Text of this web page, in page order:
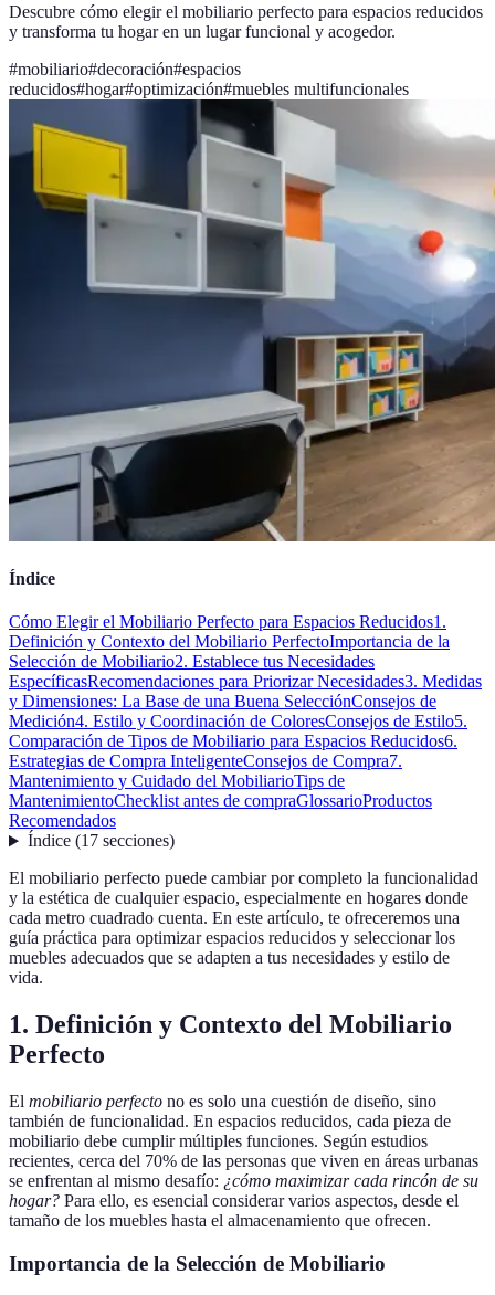
Descubre cómo elegir el mobiliario perfecto para espacios reducidos
y transforma tu hogar en un lugar funcional y acogedor.
#mobiliario#decoración#espacios
reducidos#hogar#optimización#muebles multifuncionales
Índice
Cómo Elegir el Mobiliario Perfecto para Espacios Reducidos1.
Definición y Contexto del Mobiliario PerfectoImportancia de la
Selección de Mobiliario2. Establece tus Necesidades
EspecíficasRecomendaciones para Priorizar Necesidades3. Medidas
y Dimensiones: La Base de una Buena SelecciónConsejos de
Medición4. Estilo y Coordinación de ColoresConsejos de Estilo5.
Comparación de Tipos de Mobiliario para Espacios Reducidos6.
Estrategias de Compra InteligenteConsejos de Compra7.
Mantenimiento y Cuidado del MobiliarioTips de
MantenimientoChecklist antes de compraGlossarioProductos
Recomendados
Índice(17 secciones)
El mobiliario perfecto puede cambiar por completo la funcionalidad
y la estética de cualquier espacio, especialmente en hogares donde
cada metro cuadrado cuenta. En este artículo, te ofreceremos una
guía práctica para optimizar espacios reducidos y seleccionar los
muebles adecuados que se adapten a tus necesidades y estilo de
vida.
1. Definición y Contexto del Mobiliario
Perfecto
El mobiliario perfecto no es solo una cuestión de diseño, sino
también de funcionalidad. En espacios reducidos, cada pieza de
mobiliario debe cumplir múltiples funciones. Según estudios
recientes, cerca del 70% de las personas que viven en áreas urbanas
se enfrentan al mismo desafío: ¿cómo maximizar cada rincón de su
hogar? Para ello, es esencial considerar varios aspectos, desde el
tamaño de los muebles hasta el almacenamiento que ofrecen.
Importancia de la Selección de Mobiliario